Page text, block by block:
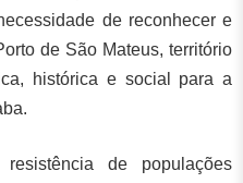
de reconhecer e
de São Mateus, território
histórica e social para a
de populações